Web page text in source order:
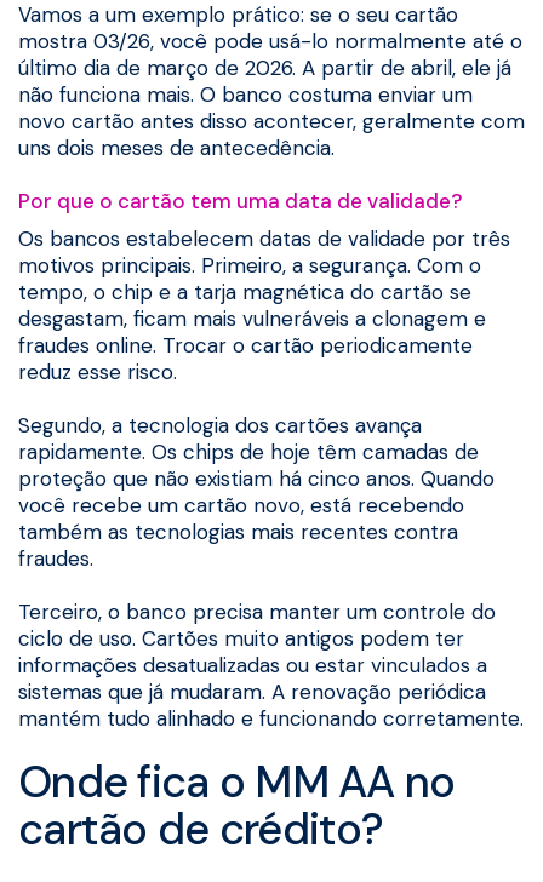
Vamos a um exemplo prático: se o seu cartão
mostra 03/26, você pode usá-lo normalmente até o
último dia de março de 2026. A partir de abril, ele já
não funciona mais. O banco costuma enviar um
novo cartão antes disso acontecer, geralmente com
uns dois meses de antecedência.
Por que o cartão tem uma data de validade?
Os bancos estabelecem datas de validade por três
motivos principais. Primeiro, a segurança. Com o
tempo, o chip e a tarja magnética do cartão se
desgastam, ficam mais vulneráveis a clonagem e
fraudes online. Trocar o cartão periodicamente
reduz esse risco.
Segundo, a tecnologia dos cartões avança
rapidamente. Os chips de hoje têm camadas de
proteção que não existiam há cinco anos. Quando
você recebe um cartão novo, está recebendo
também as tecnologias mais recentes contra
fraudes.
Terceiro, o banco precisa manter um controle do
ciclo de uso. Cartões muito antigos podem ter
informações desatualizadas ou estar vinculados a
sistemas que já mudaram. A renovação periódica
mantém tudo alinhado e funcionando corretamente.
Onde fica o MM AA no
cartão de crédito?